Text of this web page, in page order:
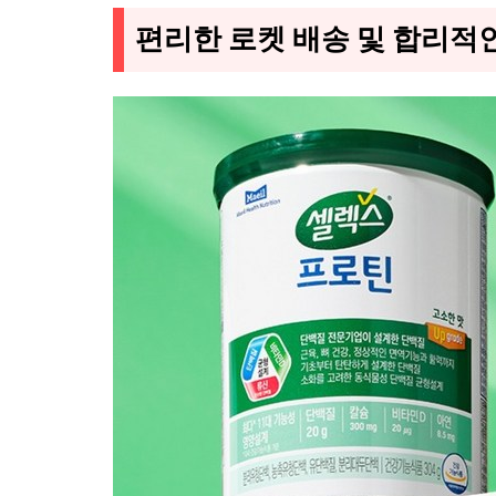
편리한 로켓 배송 및 합리적